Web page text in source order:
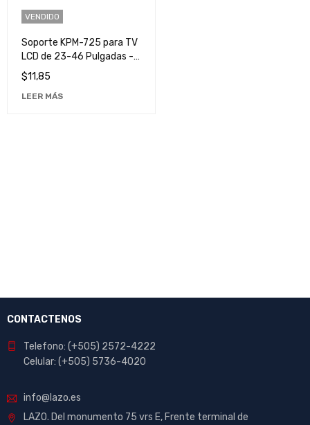
VENDIDO
Soporte KPM-725 para TV
LCD de 23-46 Pulgadas -
Compatible con Todos los
Modelos
$11,85
LEER MÁS
CONTACTENOS
Telefono: (+505) 2572-4222
Celular: (+505) 5736-4020
info@lazo.es
LAZO. Del monumento 75 vrs E, Frente terminal de